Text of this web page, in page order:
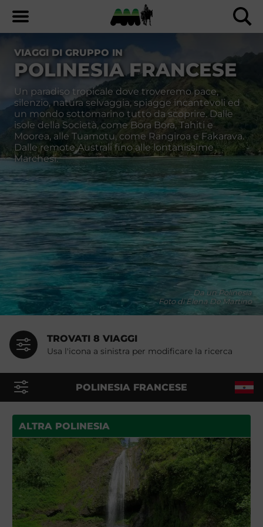
VIAGGI DI GRUPPO IN
POLINESIA FRANCESE
Un paradiso tropicale dove troveremo pace,
silenzio, natura selvaggia, spiagge incantevoli ed
un mondo sottomarino tutto da scoprire. Dalle
isole della Società, come Bora Bora, Tahiti e
Moorea, alle Tuamotu, come Rangiroa e Fakarava.
Dalle remote Australi fino alle lontanissime
Marchesi.
Da un Polinesia
Foto di Elena De Martino
TROVATI 8 VIAGGI
Usa l'icona a sinistra per modificare la ricerca
POLINESIA FRANCESE
ALTRA POLINESIA